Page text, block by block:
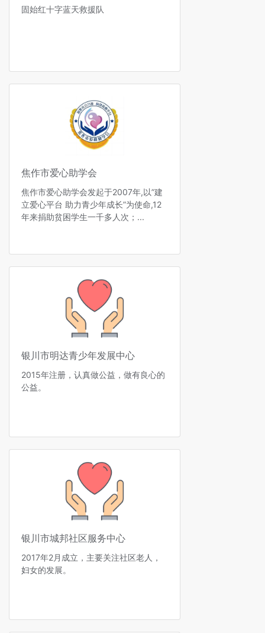
固始红十字蓝天救援队
焦作市爱心助学会
焦作市爱心助学会发起于2007年,以”建
立爱心平台 助力青少年成长”为使命,12
年来捐助贫困学生一千多人次；...
银川市明达青少年发展中心
2015年注册，认真做公益，做有良心的
公益。
银川市城邦社区服务中心
2017年2月成立，主要关注社区老人，
妇女的发展。